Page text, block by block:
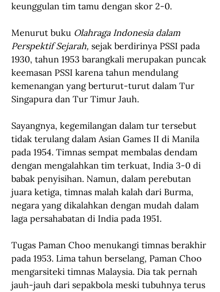
keunggulan tim tamu dengan skor 2-0.
Menurut buku Olahraga Indonesia dalam
Perspektif Sejarah, sejak berdirinya PSSI pada
1930, tahun 1953 barangkali merupakan puncak
keemasan PSSI karena tahun mendulang
kemenangan yang berturut-turut dalam Tur
Singapura dan Tur Timur Jauh.
Sayangnya, kegemilangan dalam tur tersebut
tidak terulang dalam Asian Games II di Manila
pada 1954. Timnas sempat membalas dendam
dengan mengalahkan tim terkuat, India 3-0 di
babak penyisihan. Namun, dalam perebutan
juara ketiga, timnas malah kalah dari Burma,
negara yang dikalahkan dengan mudah dalam
laga persahabatan di India pada 1951.
Tugas Paman Choo menukangi timnas berakhir
pada 1953. Lima tahun berselang, Paman Choo
mengarsiteki timnas Malaysia. Dia tak pernah
jauh-jauh dari sepakbola meski tubuhnya terus